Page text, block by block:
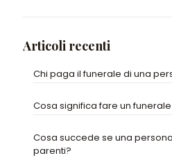
Articoli recenti
Chi paga il funerale di una
Cosa significa fare un
Cosa succede se una
parenti?